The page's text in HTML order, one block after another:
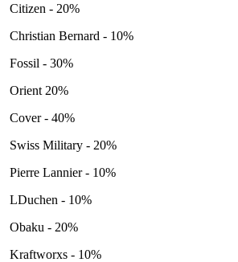
Citizen - 20%
Christian Bernard - 10%
Fossil - 30%
Orient 20%
Cover - 40%
Swiss Military - 20%
Pierre Lannier - 10%
LDuchen - 10%
Obaku - 20%
Kraftworxs - 10%